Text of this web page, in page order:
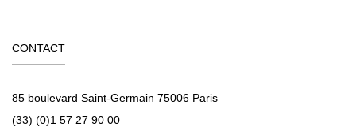
CONTACT
85 boulevard Saint-Germain 75006 Paris
(33) (0)1 57 27 90 00